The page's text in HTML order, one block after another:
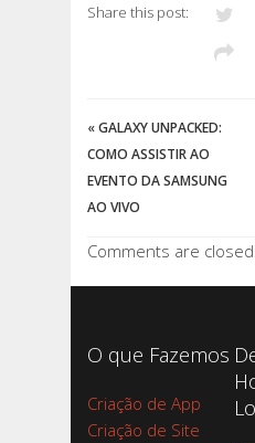
Share this post:
«GALAXY UNPACKED:
COMO ASSISTIR AO
EVENTO DA SAMSUNG
AO VIVO
Comments are
O que Fazemos
Criação de App
Criação de Site